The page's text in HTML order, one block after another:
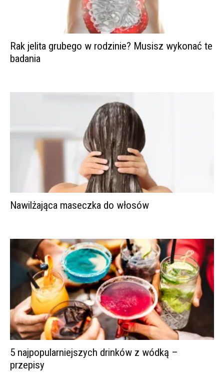
Rak jelita grubego w rodzinie? Musisz wykonać te
badania
Nawilżająca maseczka do włosów
5 najpopularniejszych drinków z wódką –
przepisy